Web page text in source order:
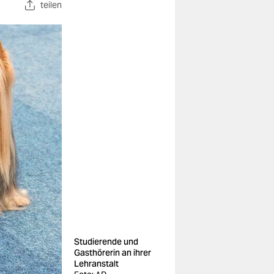
teilen
Studierende und
Gasthörerin an ihrer
Lehranstalt